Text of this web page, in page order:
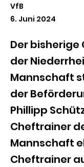
VfB
6. Juni 2024
Der
der
Mannschaft
der
Phillipp
Cheftrainer
Mannschaft
Cheftrainer